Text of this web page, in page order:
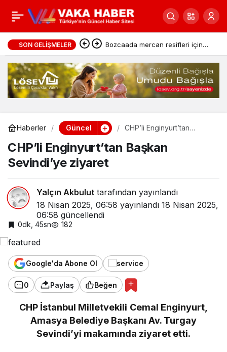
SON GELIŞMELER Cumhurbaşkanı Erdoğan,
Bahçeli’yi Külliye’de kabul etti
Haberler Güncel
CHP’li Enginyurt’tan
CHP’li Enginyurt’tan Başkan
Sevindi’ye ziyaret
Yalçın Akbulut tarafından yayınlandı
18 Nisan 2025, 06:58 yayınlandı 18 Nisan 2025,
06:58 güncellendi
0dk, 45sn 182
Google'da Abone Ol
0 Paylaş Beğen
CHP İstanbul Milletvekili Cemal Enginyurt,
Amasya Belediye Başkanı Av. Turgay
Sevindi’yi makamında ziyaret etti.
DAVET 0 Paylaş